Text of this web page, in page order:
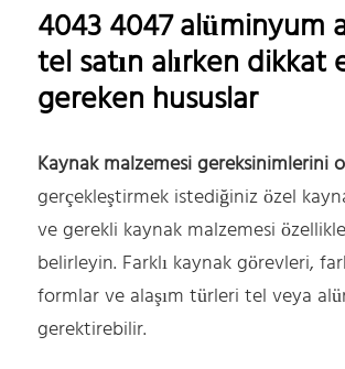
4043 4047 alüminyum
tel satın alırken dikkat
gereken hususlar
Kaynak malzemesi gereksinimlerini
gerçekleştirmek istediğiniz özel
ve gerekli kaynak malzemesi
belirleyin. Farklı kaynak görevleri,
formlar ve alaşım türleri tel veya
gerektirebilir.